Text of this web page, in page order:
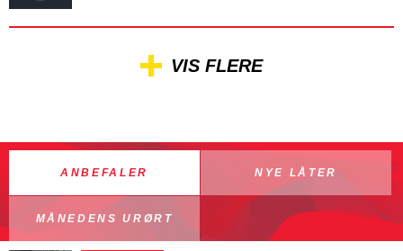
VIS FLERE
ANBEFALER NYE LÅTER
MÅNEDENS URØRT